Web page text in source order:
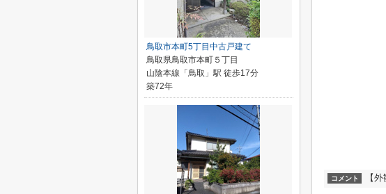
コメント 【外
鳥取市本町5丁目中古戸建て
鳥取県鳥取市本町５丁目
山陰本線「鳥取」駅 徒歩17分
築72年